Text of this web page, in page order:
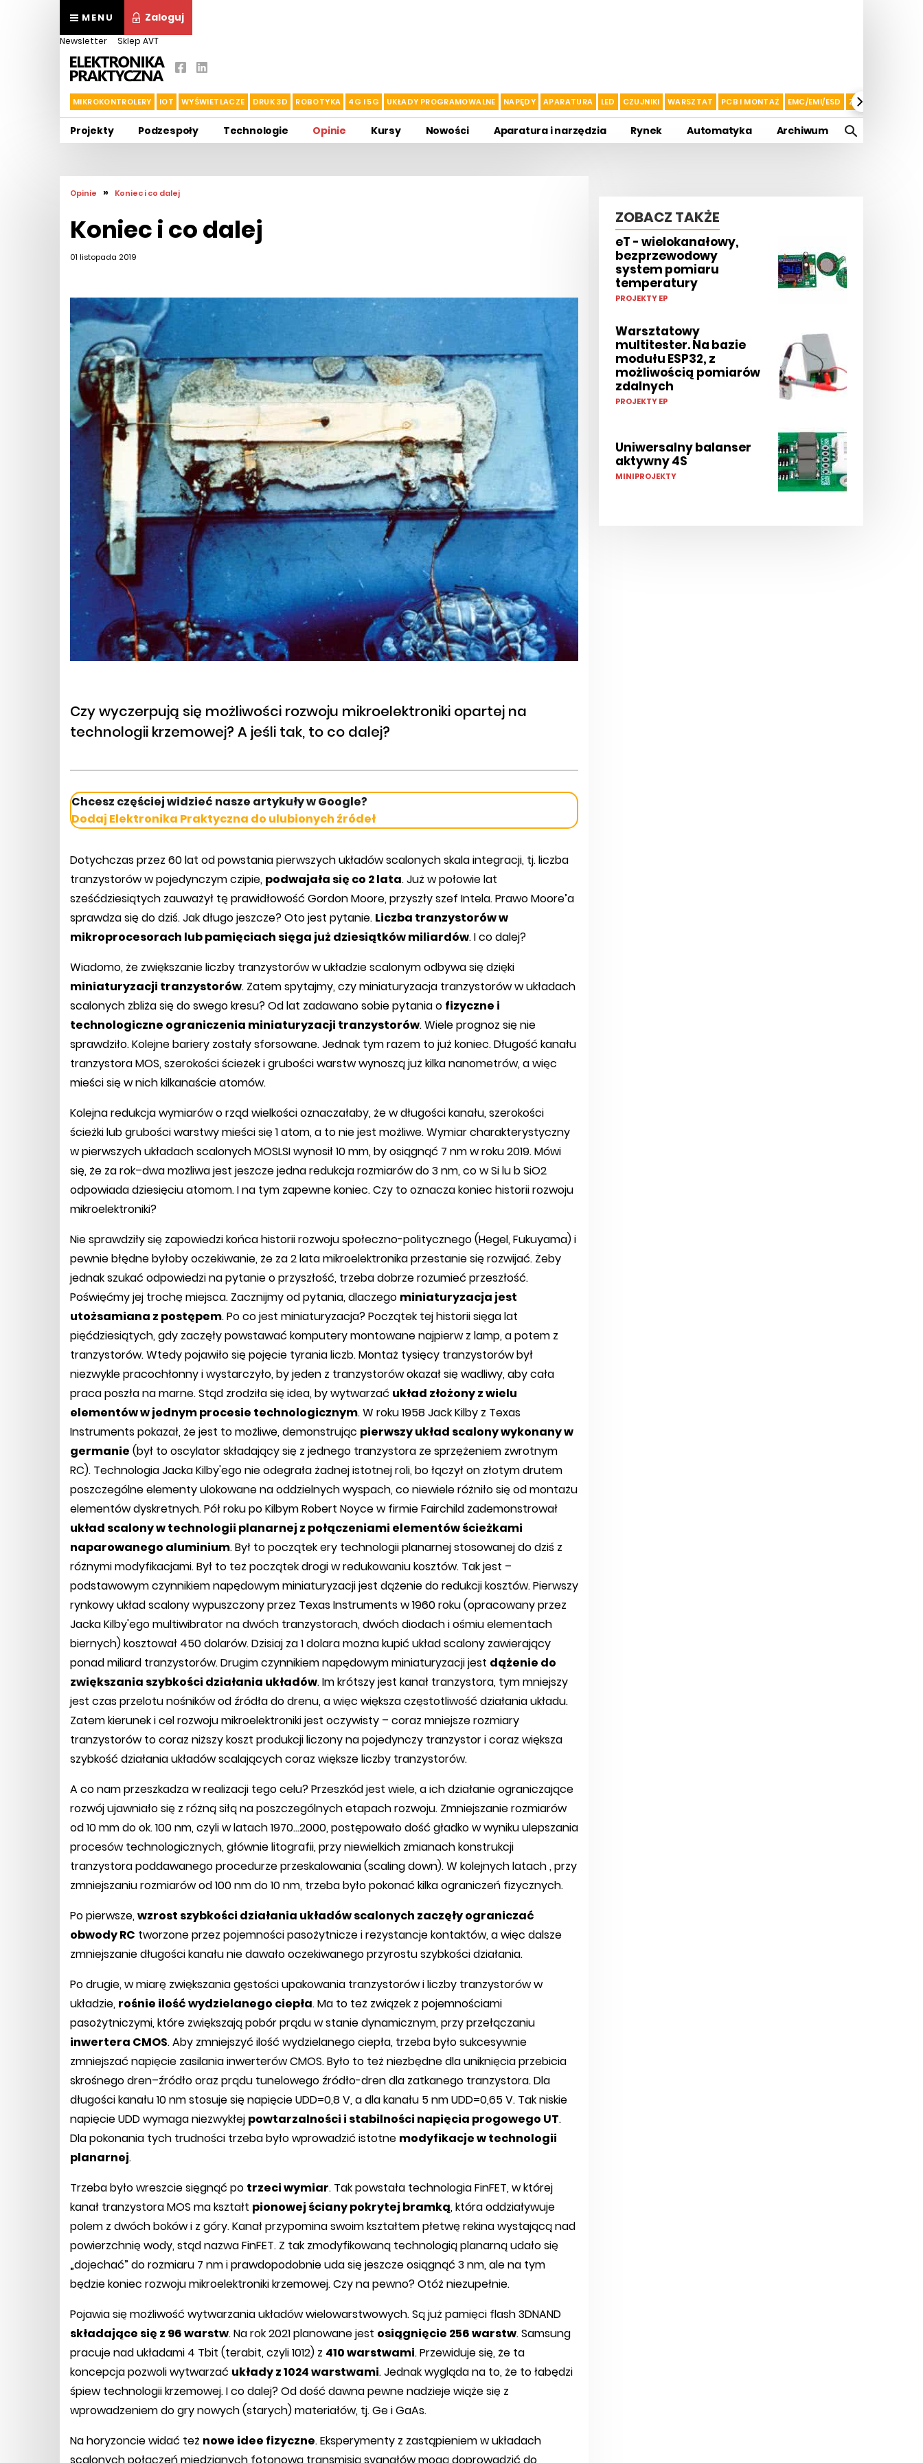
MENU Zaloguj
Newsletter Sklep AVT
MIKROKONTROLERY IOT WYŚWIETLACZE DRUK 3D ROBOTYKA 4G I 5G UKŁADY PROGRAMOWALNE NAPĘDY APARATURA LED CZUJNIKI WARSZTAT PCB I MONTAŻ EMC/EMI/ESD ZASILANIE I
Projekty Podzespoły Technologie Opinie Kursy Nowości Aparatura i narzędzia Rynek Automatyka Archiwum
Opinie » Koniec i co dalej
Koniec i co dalej
01 listopada 2019
Czy wyczerpują się możliwości rozwoju mikroelektroniki opartej na
technologii krzemowej? A jeśli tak, to co dalej?
Chcesz częściej widzieć nasze artykuły w Google?
Dodaj Elektronika Praktyczna do ulubionych źródeł
Dotychczas przez 60 lat od powstania pierwszych układów scalonych skala integracji, tj. liczba
tranzystorów w pojedynczym czipie, podwajała się co 2 lata. Już w połowie lat
sześćdziesiątych zauważył tę prawidłowość Gordon Moore, przyszły szef Intela. Prawo Moore’a
sprawdza się do dziś. Jak długo jeszcze? Oto jest pytanie. Liczba tranzystorów w
mikroprocesorach lub pamięciach sięga już dziesiątków miliardów. I co dalej?
Wiadomo, że zwiększanie liczby tranzystorów w układzie scalonym odbywa się dzięki
miniaturyzacji tranzystorów. Zatem spytajmy, czy miniaturyzacja tranzystorów w układach
scalonych zbliża się do swego kresu? Od lat zadawano sobie pytania o fizyczne i
technologiczne ograniczenia miniaturyzacji tranzystorów. Wiele prognoz się nie
sprawdziło. Kolejne bariery zostały sforsowane. Jednak tym razem to już koniec. Długość kanału
tranzystora MOS, szerokości ścieżek i grubości warstw wynoszą już kilka nanometrów, a więc
mieści się w nich kilkanaście atomów.
Kolejna redukcja wymiarów o rząd wielkości oznaczałaby, że w długości kanału, szerokości
ścieżki lub grubości warstwy mieści się 1 atom, a to nie jest możliwe. Wymiar charakterystyczny
w pierwszych układach scalonych MOSLSI wynosił 10 mm, by osiągnąć 7 nm w roku 2019. Mówi
się, że za rok–dwa możliwa jest jeszcze jedna redukcja rozmiarów do 3 nm, co w Si lu b SiO2
odpowiada dziesięciu atomom. I na tym zapewne koniec. Czy to oznacza koniec historii rozwoju
mikroelektroniki?
Nie sprawdziły się zapowiedzi końca historii rozwoju społeczno-politycznego (Hegel, Fukuyama) i
pewnie błędne byłoby oczekiwanie, że za 2 lata mikroelektronika przestanie się rozwijać. Żeby
jednak szukać odpowiedzi na pytanie o przyszłość, trzeba dobrze rozumieć przeszłość.
Poświęćmy jej trochę miejsca. Zacznijmy od pytania, dlaczego miniaturyzacja jest
utożsamiana z postępem. Po co jest miniaturyzacja? Początek tej historii sięga lat
pięćdziesiątych, gdy zaczęły powstawać komputery montowane najpierw z lamp, a potem z
tranzystorów. Wtedy pojawiło się pojęcie tyrania liczb. Montaż tysięcy tranzystorów był
niezwykle pracochłonny i wystarczyło, by jeden z tranzystorów okazał się wadliwy, aby cała
praca poszła na marne. Stąd zrodziła się idea, by wytwarzać układ złożony z wielu
elementów w jednym procesie technologicznym. W roku 1958 Jack Kilby z Texas
Instruments pokazał, że jest to możliwe, demonstrując pierwszy układ scalony wykonany w
germanie (był to oscylator składający się z jednego tranzystora ze sprzężeniem zwrotnym
RC). Technologia Jacka Kilby'ego nie odegrała żadnej istotnej roli, bo łączył on złotym drutem
poszczególne elementy ulokowane na oddzielnych wyspach, co niewiele różniło się od montażu
elementów dyskretnych. Pół roku po Kilbym Robert Noyce w firmie Fairchild zademonstrował
układ scalony w technologii planarnej z połączeniami elementów ścieżkami
naparowanego aluminium. Był to początek ery technologii planarnej stosowanej do dziś z
różnymi modyfikacjami. Był to też początek drogi w redukowaniu kosztów. Tak jest –
podstawowym czynnikiem napędowym miniaturyzacji jest dążenie do redukcji kosztów. Pierwszy
rynkowy układ scalony wypuszczony przez Texas Instruments w 1960 roku (opracowany przez
Jacka Kilby'ego multiwibrator na dwóch tranzystorach, dwóch diodach i ośmiu elementach
biernych) kosztował 450 dolarów. Dzisiaj za 1 dolara można kupić układ scalony zawierający
ponad miliard tranzystorów. Drugim czynnikiem napędowym miniaturyzacji jest dążenie do
zwiększania szybkości działania układów. Im krótszy jest kanał tranzystora, tym mniejszy
jest czas przelotu nośników od źródła do drenu, a więc większa częstotliwość działania układu.
Zatem kierunek i cel rozwoju mikroelektroniki jest oczywisty – coraz mniejsze rozmiary
tranzystorów to coraz niższy koszt produkcji liczony na pojedynczy tranzystor i coraz większa
szybkość działania układów scalających coraz większe liczby tranzystorów.
A co nam przeszkadza w realizacji tego celu? Przeszkód jest wiele, a ich działanie ograniczające
rozwój ujawniało się z różną siłą na poszczególnych etapach rozwoju. Zmniejszanie rozmiarów
od 10 mm do ok. 100 nm, czyli w latach 1970…2000, postępowało dość gładko w wyniku ulepszania
procesów technologicznych, głównie litografii, przy niewielkich zmianach konstrukcji
tranzystora poddawanego procedurze przeskalowania (scaling down). W kolejnych latach , przy
zmniejszaniu rozmiarów od 100 nm do 10 nm, trzeba było pokonać kilka ograniczeń fizycznych.
Po pierwsze,wzrost szybkości działania układów scalonych zaczęły ograniczać
obwody RC tworzone przez pojemności pasożytnicze i rezystancje kontaktów, a więc dalsze
zmniejszanie długości kanału nie dawało oczekiwanego przyrostu szybkości działania.
Po drugie, w miarę zwiększania gęstości upakowania tranzystorów i liczby tranzystorów w
układzie, rośnie ilość wydzielanego ciepła. Ma to też związek z pojemnościami
pasożytniczymi, które zwiększają pobór prądu w stanie dynamicznym, przy przełączaniu
inwertera CMOS. Aby zmniejszyć ilość wydzielanego ciepła, trzeba było sukcesywnie
zmniejszać napięcie zasilania inwerterów CMOS. Było to też niezbędne dla uniknięcia przebicia
skrośnego dren–źródło oraz prądu tunelowego źródło-dren dla zatkanego tranzystora. Dla
długości kanału 10 nm stosuje się napięcie UDD=0,8 V, a dla kanału 5 nm UDD=0,65 V. Tak niskie
napięcie UDD wymaga niezwykłej powtarzalności i stabilności napięcia progowego UT.
Dla pokonania tych trudności trzeba było wprowadzić istotne modyfikacje w technologii
planarnej.
Trzeba było wreszcie sięgnąć po trzeci wymiar. Tak powstała technologia FinFET, w której
kanał tranzystora MOS ma kształt pionowej ściany pokrytej bramką, która oddziaływuje
polem z dwóch boków i z góry. Kanał przypomina swoim kształtem płetwę rekina wystającą nad
powierzchnię wody, stąd nazwa FinFET. Z tak zmodyfikowaną technologią planarną udało się
„dojechać” do rozmiaru 7 nm i prawdopodobnie uda się jeszcze osiągnąć 3 nm, ale na tym
będzie koniec rozwoju mikroelektroniki krzemowej. Czy na pewno? Otóż niezupełnie.
Pojawia się możliwość wytwarzania układów wielowarstwowych. Są już pamięci flash 3DNAND
składające się z 96 warstw. Na rok 2021 planowane jest osiągnięcie 256 warstw. Samsung
pracuje nad układami 4 Tbit (terabit, czyli 1012) z 410 warstwami. Przewiduje się, że ta
koncepcja pozwoli wytwarzać układy z 1024 warstwami. Jednak wygląda na to, że to łabędzi
śpiew technologii krzemowej. I co dalej? Od dość dawna pewne nadzieje wiąże się z
wprowadzeniem do gry nowych (starych) materiałów, tj. Ge i GaAs.
Na horyzoncie widać też nowe idee fizyczne. Eksperymenty z zastąpieniem w układach
scalonych połączeń miedzianych fotonową transmisją sygnałów mogą doprowadzić do
ZOBACZ TAKŻE
eT - wielokanałowy,
bezprzewodowy
system pomiaru
temperatury
PROJEKTY EP
Warsztatowy
multitester. Na bazie
modułu ESP32, z
możliwością pomiarów
zdalnych
PROJEKTY EP
Uniwersalny balanser
aktywny 4S
MINIPROJEKTY